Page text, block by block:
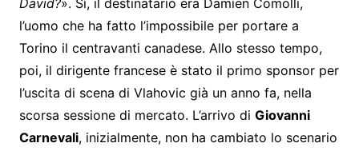
David?». Sì, il destinatario era Damien Comolli,
l’uomo che ha fatto l’impossibile per portare a
Torino il centravanti canadese. Allo stesso tempo,
poi, il dirigente francese è stato il primo sponsor per
l’uscita di scena di Vlahovic già un anno fa, nella
scorsa sessione di mercato. L’arrivo di Giovanni
Carnevali, inizialmente, non ha cambiato lo scenario